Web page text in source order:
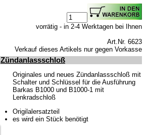
vorrätig - in 2-4 Werktagen bei Ihnen
Art.Nr. 6623
Verkauf dieses Artikels nur gegen Vorkasse
Zündanlassschloß
Originales und neues Zündanlassschloß mit
Schalter und Schlüssel für die Ausführung
Barkas B1000 und B1000-1 mit
Lenkradschloß
Origilalersatzteil
es wird ein Stück benötigt